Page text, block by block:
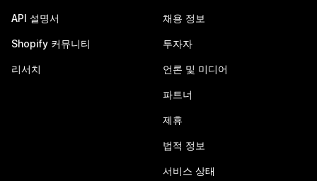
API 설명서
Shopify 커뮤니티
리서치
채용 정보
투자자
언론 및 미디어
파트너
제휴
법적 정보
서비스 상태